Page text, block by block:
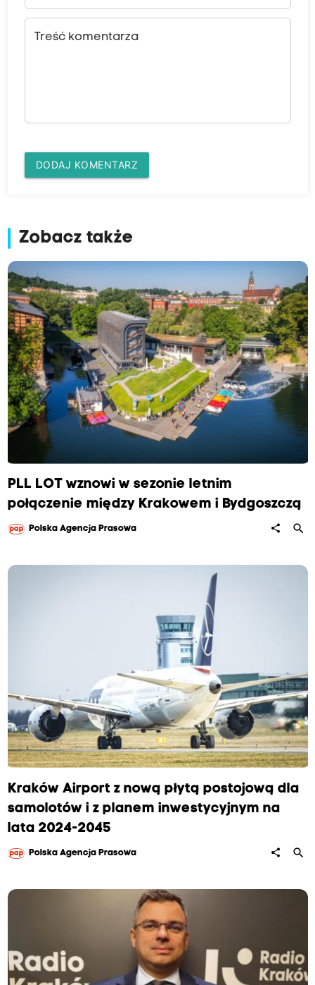
Treść komentarza
DODAJ KOMENTARZ
Zobacz także
PLL LOT wznowi w sezonie letnim
połączenie między Krakowem i Bydgoszczą
Polska Agencja Prasowa share search
Kraków Airport z nową płytą postojową dla
samolotów i z planem inwestycyjnym na
lata 2024-2045
Polska Agencja Prasowa share search